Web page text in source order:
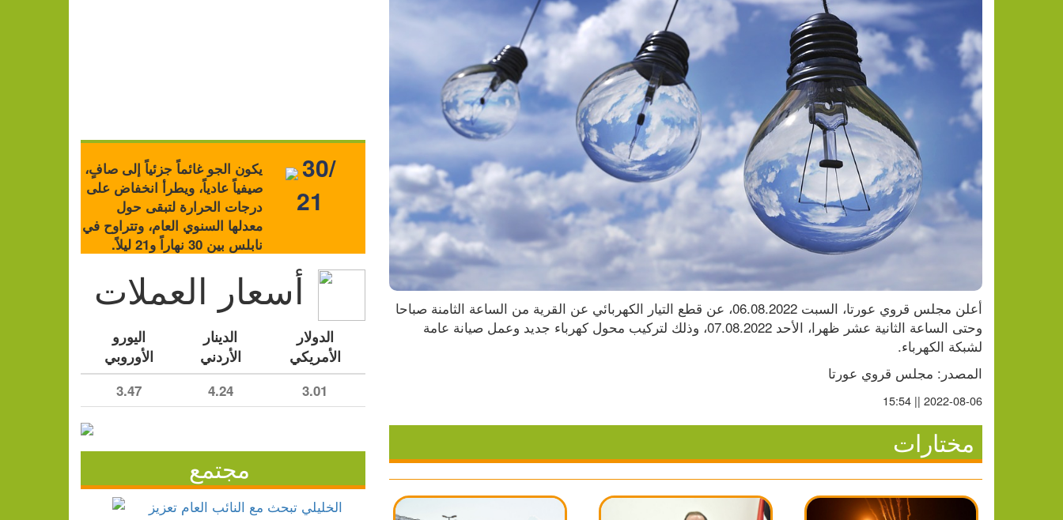
لشبكة الكهرباء.
المصدر: مجلس قروي عورتا
2022-08-06 || 15:54
مختارات
يكون الجو غائماً جزئياً إلى صافٍ،
صيفياً عادياً، ويطرأ انخفاض على
درجات الحرارة لتبقى حول
معدلها السنوي العام، وتتراوح في
نابلس بين 30 نهاراً و21 ليلاً.
30/
21
أسعار العملات
الدولار
الأمريكي
الدينار
الأردني
اليورو
الأوروبي
3.01
4.24
3.47
مجتمع